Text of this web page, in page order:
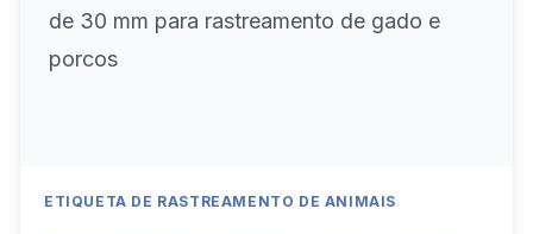
ETIQUETA DE RASTREAMENTO DE ANIMAIS